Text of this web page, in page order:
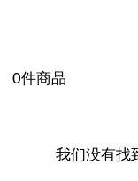
0件商品
我们没有找